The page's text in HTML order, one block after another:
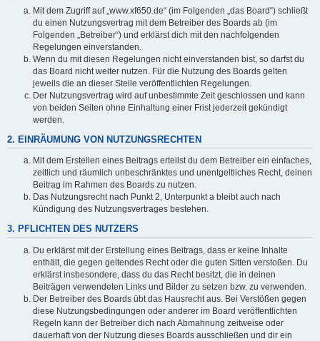
Mit dem Zugriff auf „www.xf650.de“ (im Folgenden „das Board“) schließt
du einen Nutzungsvertrag mit dem Betreiber des Boards ab (im
Folgenden „Betreiber“) und erklärst dich mit den nachfolgenden
Regelungen einverstanden.
Wenn du mit diesen Regelungen nicht einverstanden bist, so darfst du
das Board nicht weiter nutzen. Für die Nutzung des Boards gelten
jeweils die an dieser Stelle veröffentlichten Regelungen.
Der Nutzungsvertrag wird auf unbestimmte Zeit geschlossen und kann
von beiden Seiten ohne Einhaltung einer Frist jederzeit gekündigt
werden.
2. EINRÄUMUNG VON NUTZUNGSRECHTEN
Mit dem Erstellen eines Beitrags erteilst du dem Betreiber ein einfaches,
zeitlich und räumlich unbeschränktes und unentgeltliches Recht, deinen
Beitrag im Rahmen des Boards zu nutzen.
Das Nutzungsrecht nach Punkt 2, Unterpunkt a bleibt auch nach
Kündigung des Nutzungsvertrages bestehen.
3. PFLICHTEN DES NUTZERS
Du erklärst mit der Erstellung eines Beitrags, dass er keine Inhalte
enthält, die gegen geltendes Recht oder die guten Sitten verstoßen. Du
erklärst insbesondere, dass du das Recht besitzt, die in deinen
Beiträgen verwendeten Links und Bilder zu setzen bzw. zu verwenden.
Der Betreiber des Boards übt das Hausrecht aus. Bei Verstößen gegen
diese Nutzungsbedingungen oder anderer im Board veröffentlichten
Regeln kann der Betreiber dich nach Abmahnung zeitweise oder
dauerhaft von der Nutzung dieses Boards ausschließen und dir ein